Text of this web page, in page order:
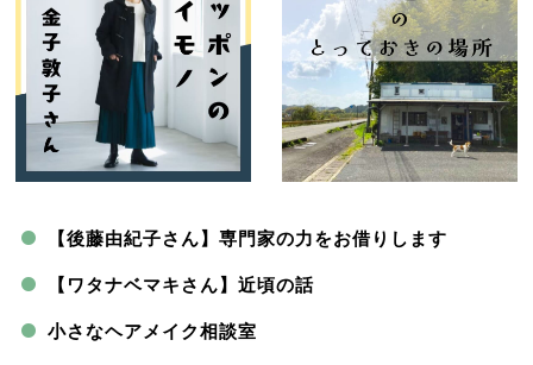
【後藤由紀子さん】専門家の力をお借りします
【ワタナベマキさん】近頃の話
小さなヘアメイク相談室